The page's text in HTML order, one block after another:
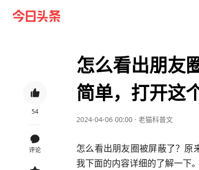
54
评论
怎么看出朋友
简单，打开这
2024-04-06 00:00 · 老猫科普文
怎么看出朋友圈被屏蔽了？原
我下面的内容详细的了解一下。